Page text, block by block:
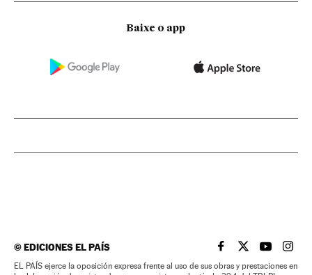
Baixe o app
©EDICIONES EL PAÍS EL PAÍS BRASIL EN
EL PAÍSEL PAÍS
EL
EL PAÍS ejerce la oposición expresa frente al uso de sus obras y prestaciones en